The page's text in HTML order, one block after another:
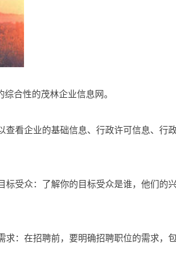
合性的茂林企业信息网。
看企业的基础信息、行政许可信息、行政
受众：了解你的目标受众是谁，他们的
：在招聘前，要明确招聘职位的需求，包